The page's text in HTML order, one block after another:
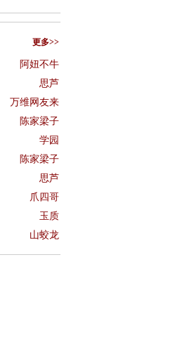
更多>>
阿妞不牛
思芦
万维网友来
陈家梁子
学园
陈家梁子
思芦
爪四哥
玉质
山蛟龙